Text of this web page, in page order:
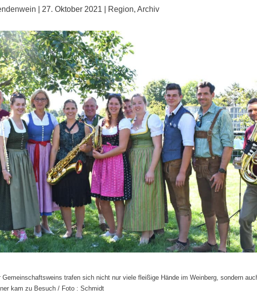
27. Oktober 2021 Region,Archiv
trafen sich nicht nur viele fleißige Hände im Weinberg, sondern
kam zu Besuch / Foto : Schmidt